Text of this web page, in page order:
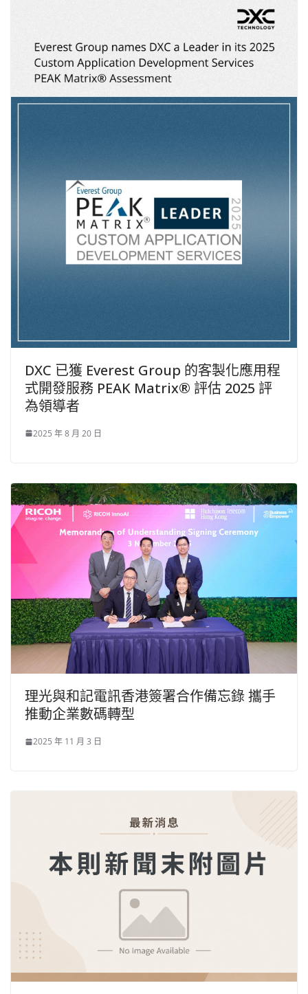
DXC 已獲 Everest Group 的客製化應用程
式開發服務 PEAK Matrix® 評估 2025 評
為領導者
2025 年 8 月 20 日
理光與和記電訊香港簽署合作備忘錄 攜手
推動企業數碼轉型
2025 年 11 月 3 日